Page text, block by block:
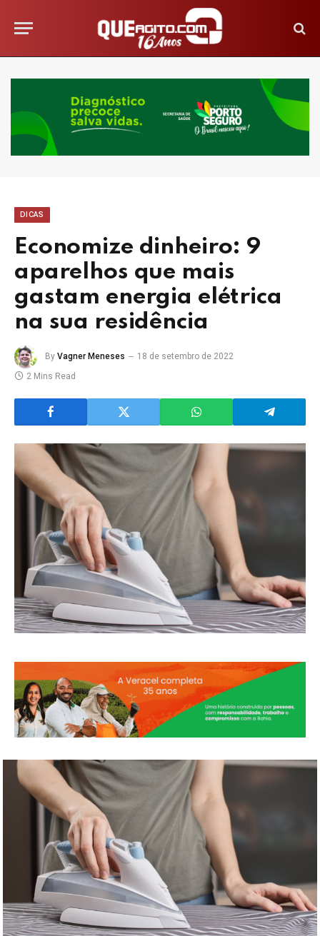
DICAS
Economize dinheiro: 9
aparelhos que mais
gastam energia elétrica
na sua residência
By Vagner Meneses
18 de setembro de 2022
2 Mins Read